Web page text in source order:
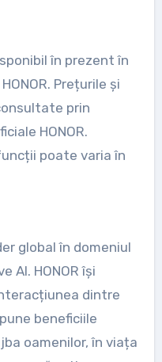
în prezent în
Prețurile și
prin
HONOR.
poate varia în
global în domeniul
AI. HONOR își
dintre
beneficiile
oamenilor, în viața